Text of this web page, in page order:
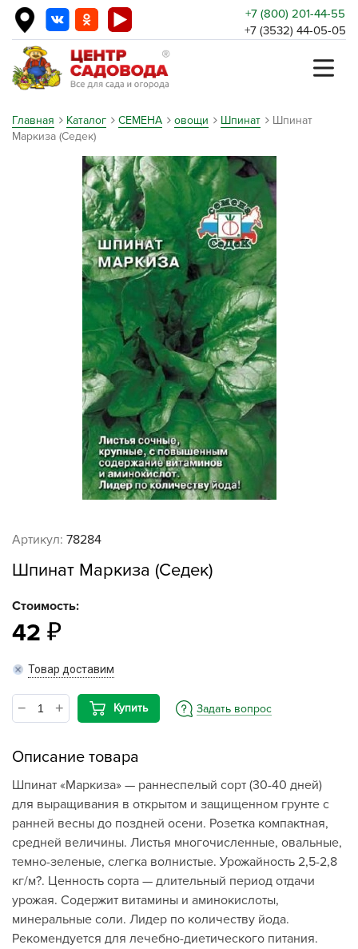
+7 (800) 201-44-55
+7 (3532) 44-05-05
Главная Каталог СЕМЕНА овощи Шпинат
Шпинат
Маркиза (Седек)
Артикул: 78284
Шпинат Маркиза (Седек)
Стоимость:
42
Товар доставим
Купить Задать вопрос
Описание товара
Шпинат «Маркиза» — раннеспелый сорт (30-40 дней)
для выращивания в открытом и защищенном грунте с
ранней весны до поздней осени. Розетка компактная,
средней величины. Листья многочисленные, овальные,
темно-зеленые, слегка волнистые. Урожайность 2,5-2,8
кг/м?. Ценность сорта — длительный период отдачи
урожая. Содержит витамины и аминокислоты,
минеральные соли. Лидер по количеству йода.
Рекомендуется для лечебно-диетического питания.